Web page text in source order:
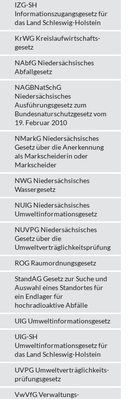
IZG-SH
Informationszugangsgesetz für
das Land Schleswig-Holstein
KrWG Kreislaufwirtschafts­
gesetz
NAbfG Niedersächsisches
Abfallgesetz
NAGBNatSchG
Niedersächsisches
Ausführungsgesetz zum
Bundesnaturschutzgesetz vom
19. Februar 2010
NMarkG Niedersächsisches
Gesetz über die Anerkennung
als Markscheiderin oder
Markscheider
NWG Niedersächsisches
Wassergesetz
NUIG Niedersächsisches
Umweltinformationsgesetz
NUVPG Niedersächsisches
Gesetz über die
Umweltverträglichkeitsprüfung
ROG Raumordnungsgesetz
StandAG Gesetz zur Suche und
Auswahl eines Standortes für
ein Endlager für
hochradioaktive Abfälle
UIG Umweltinformationsgesetz
UIG-SH
Umweltinformationsgesetz für
das Land Schleswig-Holstein
UVPG Umweltverträglich­keits­
prüfungs­gesetz
VwVfG Verwaltungs­